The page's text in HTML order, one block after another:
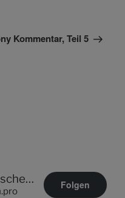
Kommentar, Teil 5
Das Phantastische Projekt - PHAN.PRO Folgen